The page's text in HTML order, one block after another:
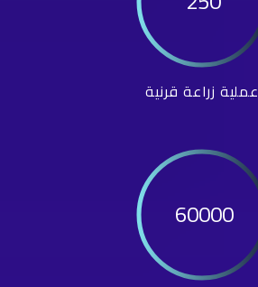
عملية زراعة قرنية
60000